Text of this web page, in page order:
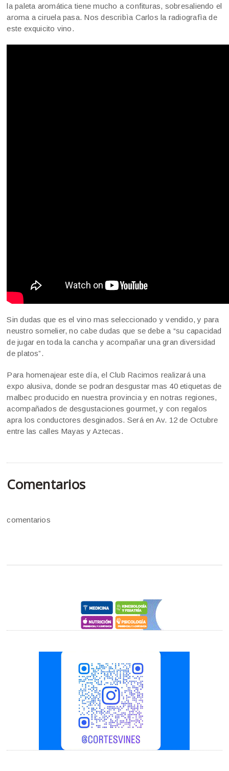
la paleta aromática tiene mucho a confituras, sobresaliendo el
aroma a ciruela pasa. Nos describìa Carlos la radiografìa de
este exquicito vino.
Sin dudas que es el vino mas seleccionado y vendido, y para
neustro somelier, no cabe dudas que se debe a “su capacidad
de jugar en toda la cancha y acompañar una gran diversidad
de platos”.
Para homenajear este día, el Club Racimos realizará una
expo alusiva, donde se podran desgustar mas 40 etiquetas de
malbec producido en nuestra provincia y en notras regiones,
acompañados de desgustaciones gourmet, y con regalos
apra los conductores desginados. Será en Av. 12 de Octubre
entre las calles Mayas y Aztecas.
Comentarios
comentarios